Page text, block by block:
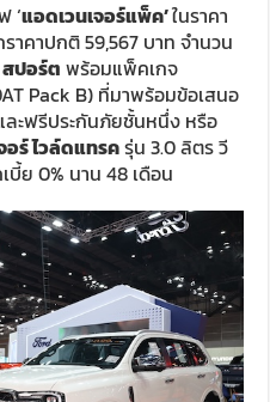
‘แอดเวนเจอร์แพ็ค’ในราคา
าคาปกติ 59,567 บาท จำนวน
สปอร์ต พร้อมแพ็คเกจ
Pack B) ที่มาพร้อมข้อเสนอ
ละฟรีประกันภัยชั้นหนึ่ง หรือ
อร์ ไวล์ดแทรครุ่น 3.0 ลิตร วี
ย 0% นาน 48 เดือน